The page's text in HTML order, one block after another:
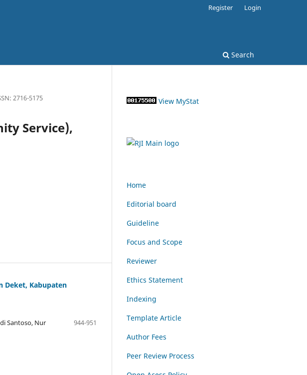
Search
Register Login
2716-5175
Service),
Deket, Kabupaten
Santoso, Nur
944-951
View MyStat
Home
Editorial board
Guideline
Focus and Scope
Reviewer
Ethics Statement
Indexing
Template Article
Author Fees
Peer Review Process